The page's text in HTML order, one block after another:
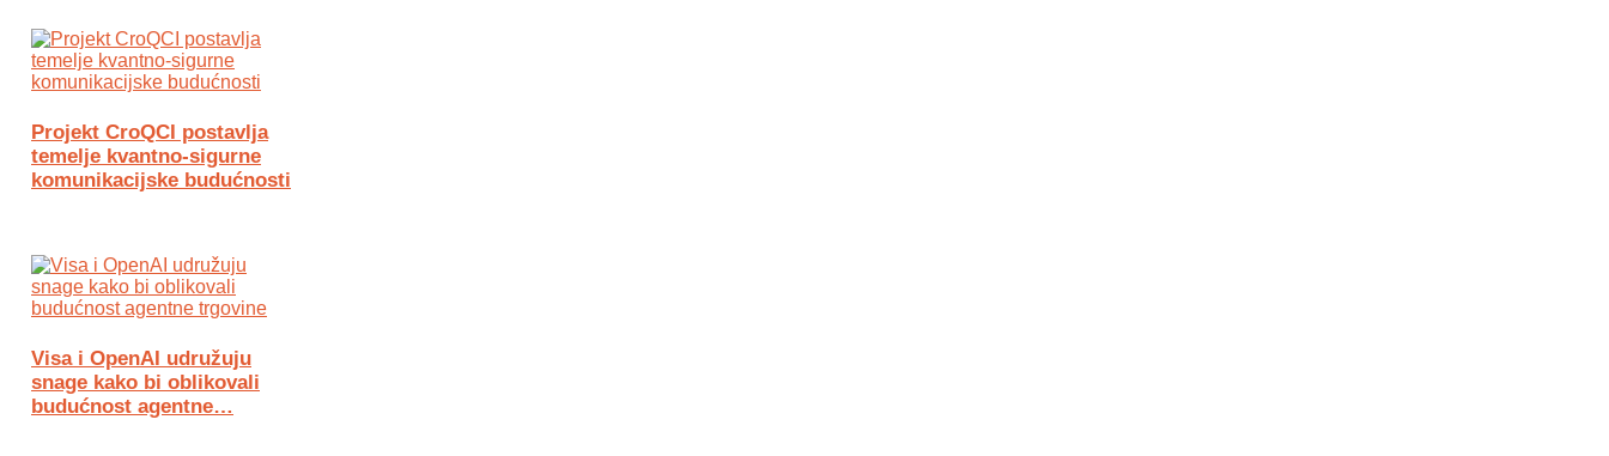
Projekt CroQCI postavlja
temelje kvantno-sigurne
komunikacijske budućnosti
Visa i OpenAI udružuju
snage kako bi oblikovali
budućnost agentne…